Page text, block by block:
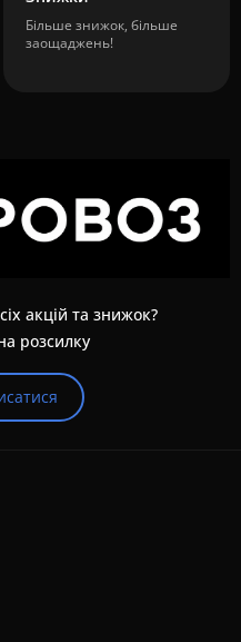
Більше знижок, більше
заощаджень!
акцій та знижок?
розсилку